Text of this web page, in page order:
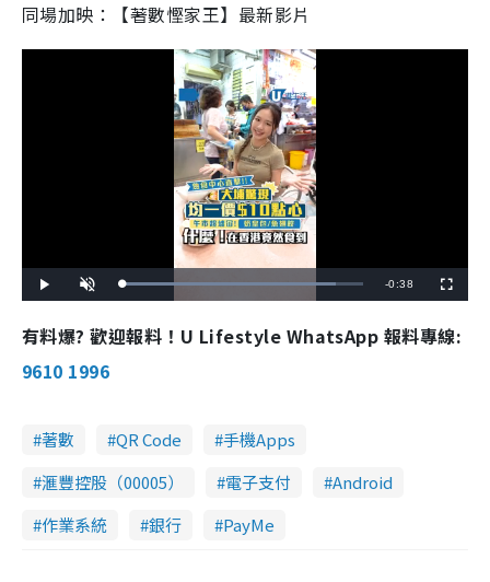
同場加映：【著數慳家王】最新影片
l
n
t
e
L
o
e
d
R
i
-0:38
u
s
c
有料爆? 歡迎報料！U Lifestyle WhatsApp 報料專線:
9610 1996
著數 QR Code
手機Apps
滙豐控股（00005）
電子支付
Android
作業系統
銀行 PayMe